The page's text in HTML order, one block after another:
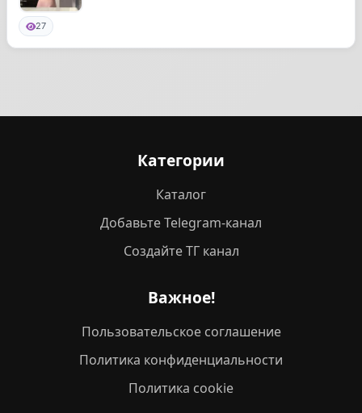
27
Категории
Каталог
Добавьте Telegram-канал
Создайте ТГ канал
Важное!
Пользовательское соглашение
Политика конфиденциальности
Политика cookie